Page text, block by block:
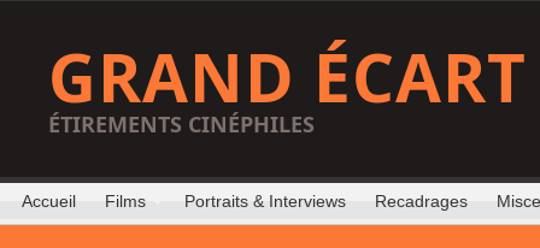
GRAND ÉCART
ÉTIREMENTS CINÉPHILES
Accueil Films Portraits & Interviews Recadrages